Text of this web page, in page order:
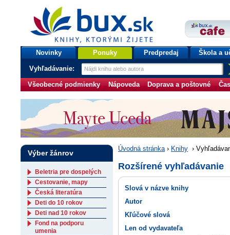
bux.sk
knihy, ktorými žijete
Úvodná stránka
Novinky Ponuky Predpredaj Škola a
Vyhľadávanie:
Všeobecné podmienky Nápoveda Doprava a poštovné
Úvodná stránka› Knihy ›
Rozšírené vyhľadávanie
Slová v názve knihy
Autor
Kľúčové slová
Len od vydavateľa
Výber žánrov
Beletria pre dospelých
Cestovanie, mapy
Česká literatúra
Deti do 10 rokov
Deti nad 10 rokov
Fond na podporu
umenia